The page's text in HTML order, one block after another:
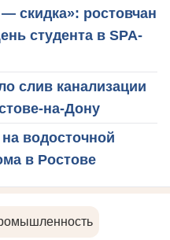
скидка»: ростовчан
студента в SPA-
слив канализации
на-Дону
водосточной
в Ростове